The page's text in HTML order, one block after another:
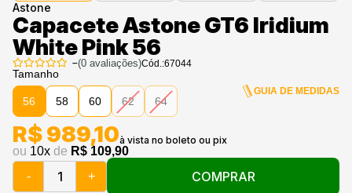
Astone
Capacete Astone GT6 Iridium
White Pink 56
–(0avaliações)Cód.:67044
Tamanho
56 58 60 62 64
GUIA DE MEDIDAS
ou 10x de R$ 109,90
R$ 989,10
- + COMPRAR